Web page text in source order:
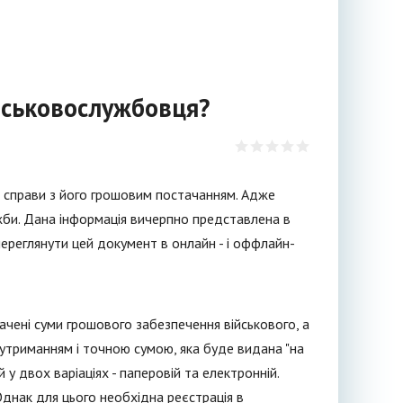
справи з його грошовим постачанням. Адже
Дана інформація вичерпно представлена в
цей документ в онлайн - і оффлайн-
суми грошового забезпечення військового, а
і точною сумою, яка буде видана "на
двох варіаціях - паперовій та електронній.
для цього необхідна реєстрація в